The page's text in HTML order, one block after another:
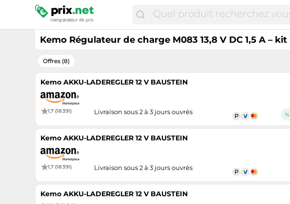
Kemo Régulateur de charge M083 13,8 V DC 1,5 A –
Offres (8)
Kemo AKKU-LADEREGLER 12 V BAUSTEIN
1,7 (18 391) Livraison sous 2 à 3 jours ouvrés
Kemo AKKU-LADEREGLER 12 V BAUSTEIN
1,7 (18 391) Livraison sous 2 à 3 jours ouvrés
Kemo AKKU-LADEREGLER 12 V BAUSTEIN